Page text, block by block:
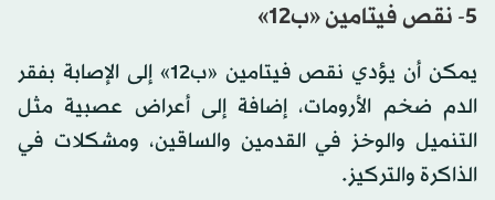
5- نقص فيتامين «ب12»
يمكن أن يؤدي نقص فيتامين «ب12» إلى الإصابة بفقر
الدم ضخم الأرومات، إضافة إلى أعراض عصبية مثل
التنميل والوخز في القدمين والساقين، ومشكلات في
الذاكرة والتركيز.